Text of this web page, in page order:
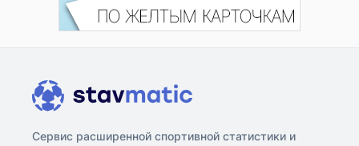
Сервис расширенной спортивной статистики и